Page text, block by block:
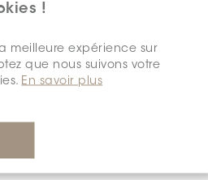
!
meilleure expérience sur
que nous suivons votre
En savoir plus